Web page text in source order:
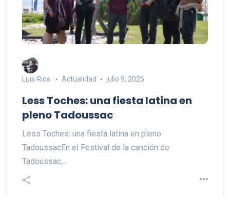
Luis Rios Actualidad julio 9, 2025
Less Toches: una fiesta latina en
pleno Tadoussac
Less Toches: una fiesta latina en pleno
TadoussacEn el Festival de la canción de
Tadoussac,...